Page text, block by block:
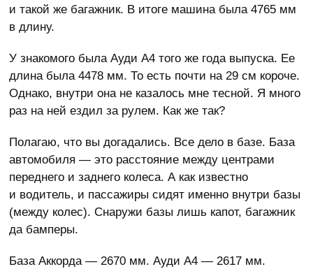
и такой же багажник. В итоге машина была 4765 мм
в длину.
У знакомого была Ауди А4 того же года выпуска. Ее
длина была 4478 мм. То есть почти на 29 см короче.
Однако, внутри она не казалось мне тесной. Я много
раз на ней ездил за рулем. Как же так?
Полагаю, что вы догадались. Все дело в базе. База
автомобиля — это расстояние между центрами
переднего и заднего колеса. А как известно
и водитель, и пассажиры сидят именно внутри базы
(между колес). Снаружи базы лишь капот, багажник
да бамперы.
База Аккорда — 2670 мм. Ауди А4 — 2617 мм.